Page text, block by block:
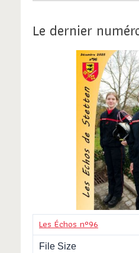
Le dernier
Les Échos n°96
File Size